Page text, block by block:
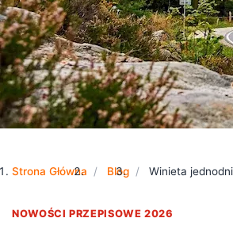
Strona Główna Blog Winieta
NOWOŚCI PRZEPISOWE 2026